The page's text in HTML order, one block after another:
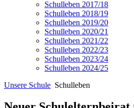
Schulleben 2017/18
Schulleben 2018/19
Schulleben 2019/20
Schulleben 2020/21
Schulleben 2021/22
Schulleben 2022/23
Schulleben 2023/24
Schulleben 2024/25
Unsere Schule Schulleben